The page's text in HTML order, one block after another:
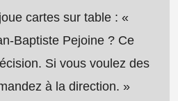
cartes sur table : «
Baptiste Pejoine ? Ce
Si vous voulez des
à la direction. »